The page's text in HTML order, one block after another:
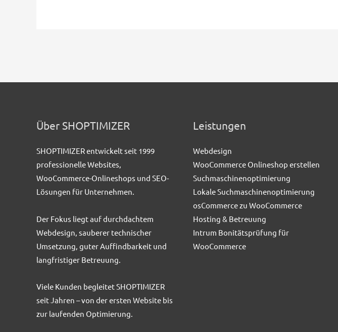
Über SHOPTIMIZER
SHOPTIMIZER entwickelt seit 1999
professionelle Websites,
WooCommerce-Onlineshops und SEO-
Lösungen für Unternehmen.
Der Fokus liegt auf durchdachtem
Webdesign, sauberer technischer
Umsetzung, guter Auffindbarkeit und
langfristiger Betreuung.
Viele Kunden begleitet SHOPTIMIZER
seit Jahren – von der ersten Website bis
zur laufenden Optimierung.
Leistungen
Webdesign
WooCommerce Onlineshop erstellen
Suchmaschinenoptimierung
Lokale Suchmaschinenoptimierung
osCommerce zu WooCommerce
Hosting & Betreuung
Intrum Bonitätsprüfung für
WooCommerce